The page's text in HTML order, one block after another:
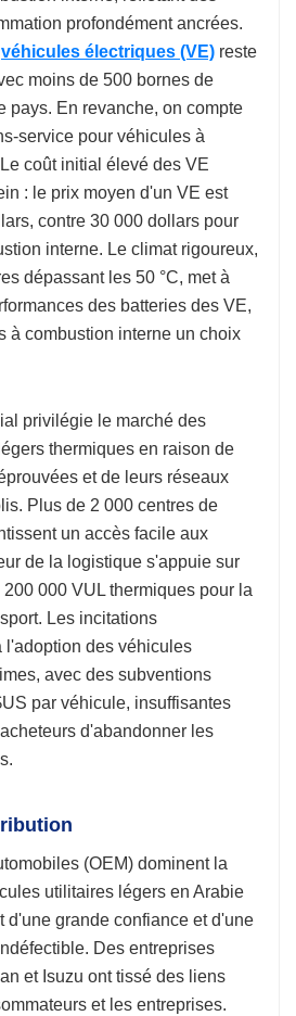
profondément ancrées.
véhicules électriques (VE) reste
moins de 500 bornes de
pays. En revanche, on compte
service pour véhicules à
coût initial élevé des VE
: le prix moyen d'un VE est
contre 30 000 dollars pour
interne. Le climat rigoureux,
dépassant les 50 °C, met à
des batteries des VE,
à combustion interne un choix
privilégie le marché des
thermiques en raison de
et de leurs réseaux
Plus de 2 000 centres de
un accès facile aux
de la logistique s'appuie sur
000 VUL thermiques pour la
Les incitations
l'adoption des véhicules
avec des subventions
par véhicule, insuffisantes
d'abandonner les
(OEM) dominent la
utilitaires légers en Arabie
d'une grande confiance et d'une
Des entreprises
et Isuzu ont tissé des liens
et les entreprises.